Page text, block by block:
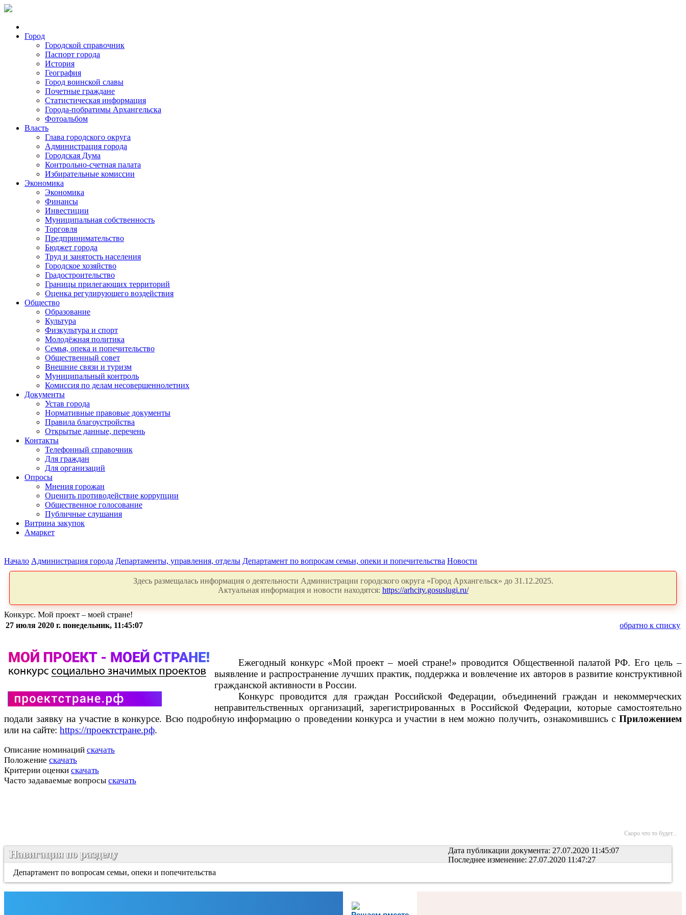
Город
Городской справочник
Паспорт города
История
География
Город воинской славы
Почетные граждане
Статистическая информация
Города-побратимы Архангельска
Фотоальбом
Власть
Глава городского округа
Администрация города
Городская Дума
Контрольно-счетная палата
Избирательные комиссии
Экономика
Экономика
Финансы
Инвестиции
Муниципальная собственность
Торговля
Предпринимательство
Бюджет города
Труд и занятость населения
Городское хозяйство
Градостроительство
Границы прилегающих территорий
Оценка регулирующего воздействия
Общество
Образование
Культура
Физкультура и спорт
Молодёжная политика
Семья, опека и попечительство
Общественный совет
Внешние связи и туризм
Муниципальный контроль
Комиссия по делам несовершеннолетних
Документы
Устав города
Нормативные правовые документы
Правила благоустройства
Открытые данные, перечень
Контакты
Телефонный справочник
Для граждан
Для организаций
Опросы
Мнения горожан
Оценить противодействие коррупции
Общественное голосование
Публичные слушания
Витрина закупок
Амаркет
Начало Администрация города Департаменты, управления, отделы Департамент по вопросам семьи, опеки и попечительства Новости
Здесь размещалась информация о деятельности Администрации городского округа «Город Архангельск» до 31.12.2025.
Актуальная информация и новости находятся: https://arhcity.gosuslugi.ru/
Конкурс. Мой проект – моей стране!
27 июля 2020 г. понедельник, 11:45:07
обратно к списку
Ежегодный конкурс «Мой проект ‒ моей стране!» проводится Общественной палатой РФ. Его цель ‒
выявление и распространение лучших практик, поддержка и вовлечение их авторов в развитие конструктивной
гражданской активности в России.
Конкурс проводится для граждан Российской Федерации, объединений граждан и некоммерческих
неправительственных организаций, зарегистрированных в Российской Федерации, которые самостоятельно
подали заявку на участие в конкурсе. Всю подробную информацию о проведении конкурса и участии в нем можно получить, ознакомившись с Приложением
или на сайте: https://проектстране.рф.
Описание номинаций скачать
Положение скачать
Критерии оценки скачать
Часто задаваемые вопросы скачать
Скоро что то будет...
Дата публикации документа: 27.07.2020 11:45:07
Последнее изменение: 27.07.2020 11:47:27
Навигация по разделу
Департамент по вопросам семьи, опеки и попечительства